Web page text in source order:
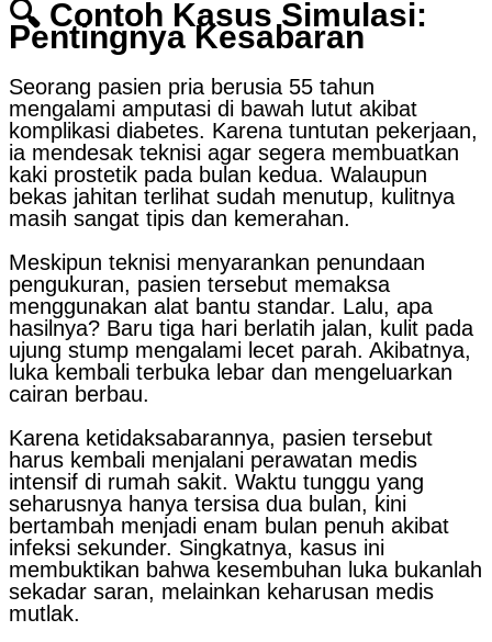
🔍 Contoh Kasus Simulasi:
Pentingnya Kesabaran
Seorang pasien pria berusia 55 tahun
mengalami amputasi di bawah lutut akibat
komplikasi diabetes. Karena tuntutan pekerjaan,
ia mendesak teknisi agar segera membuatkan
kaki prostetik pada bulan kedua. Walaupun
bekas jahitan terlihat sudah menutup, kulitnya
masih sangat tipis dan kemerahan.
Meskipun teknisi menyarankan penundaan
pengukuran, pasien tersebut memaksa
menggunakan alat bantu standar. Lalu, apa
hasilnya? Baru tiga hari berlatih jalan, kulit pada
ujung stump mengalami lecet parah. Akibatnya,
luka kembali terbuka lebar dan mengeluarkan
cairan berbau.
Karena ketidaksabarannya, pasien tersebut
harus kembali menjalani perawatan medis
intensif di rumah sakit. Waktu tunggu yang
seharusnya hanya tersisa dua bulan, kini
bertambah menjadi enam bulan penuh akibat
infeksi sekunder. Singkatnya, kasus ini
membuktikan bahwa kesembuhan luka bukanlah
sekadar saran, melainkan keharusan medis
mutlak.